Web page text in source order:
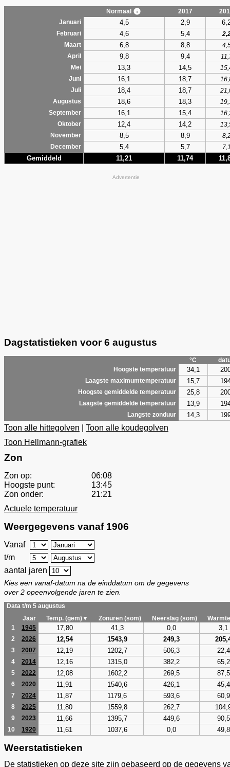
Normaal 2017
Januari
4,5 2,9
Februari 4,6 5,4
Maart
6,8 8,8
April
9,8 9,4
Mei
13,3 14,5
Juni
16,1 18,7
Juli
18,4 18,7
Augustus
18,6 18,3
September
16,1 15,4
Oktober
12,4 14,2
November
8,5 8,9
December
5,4 5,7
Gemiddeld 11,21 11,74
Advertentie
Dagstatistieken voor 6 augustus
°C
Hoogste temperatuur
34,1
Laagste maximumtemperatuur 15,7
Hoogste gemiddelde temperatuur 25,8
Laagste gemiddelde temperatuur 13,9
Langste zonduur 14,3
Toon alle hittegolven
Toon alle koudegolven
Toon Hellmann-grafiek
Zon
Zon op:
06:08
Hoogste punt:
13:45
Zon onder:
21:21
Actuele temperatuur
Weergegevens vanaf 1906
Vanaf
t/m
aantal jaren
Kies een vanaf-datum na de einddatum om de gegevens
over 2 opeenvolgende jaren te zien.
Data t/m 5 augustus
Jaar
Temp. (gem)▼ Zonuren (som) Neerslag (som)
1
1945 17,80 41,3 0,0 3,1
2 2026 12,54 1543,9 249,3
3 2007 12,19 1202,7 506,3 22,4
4 2014 12,16 1315,0 382,2 65,2
5 2022 12,08 1602,2 269,5 87,5
6 2020 11,91 1540,6 426,1 45,4
7 2024 11,87 1179,6 593,6 60,9
8 2025 11,80 1559,8 262,7
9 2023 11,66 1395,7 449,6 90,5
10 1920 11,61 1037,6 0,0 49,8
Weerstatistieken
De statistieken op deze site zijn gebaseerd op de gegevens